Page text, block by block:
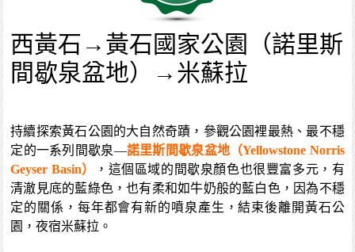
西黃石→黃石國家公園（諾里斯
間歇泉盆地）→米蘇拉
持續探索黃石公園的大自然奇蹟，參觀公園裡最熱、最不穩
定的一系列間歇泉—諾里斯間歇泉盆地（Yellowstone Norris
Geyser Basin）
，這個區域的間歇泉顏色也很豐富多元，有
清澈見底的藍綠色，也有柔和如牛奶般的藍白色，因為不穩
定的關係，每年都會有新的噴泉產生，結束後離開黃石公
園，夜宿米蘇拉。